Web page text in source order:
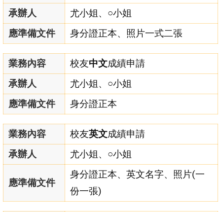
承辦人
尤小姐、○小姐
應準備文件
身分證正本、照片一式二張
業務內容 校友中文成績申請
承辦人
尤小姐、○小姐
應準備文件
身分證正本
業務內容 校友英文成績申請
承辦人
尤小姐、○小姐
應準備文件
身分證正本、英文名字、照片(一
份一張)